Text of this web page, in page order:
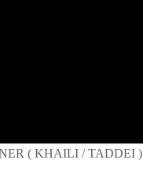
( KHAILI / TADDEI )